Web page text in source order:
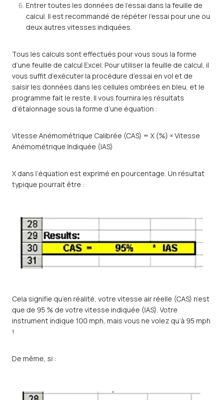
Entrer toutes les données de l’essai dans la feuille de
calcul. Il est recommandé de répéter l’essai pour une ou
deux autres vitesses indiquées.
Tous les calculs sont effectués pour vous sous la forme
d’une feuille de calcul Excel. Pour utiliser la feuille de calcul, il
vous suffit d’exécuter la procédure d’essai en vol et de
saisir les données dans les cellules ombrées en bleu, et le
programme fait le reste. Il vous fournira les résultats
d’étalonnage sous la forme d’une équation :
Vitesse Anémométrique Calibrée (CAS) = X (%) × Vitesse
Anémométrique Indiquée (IAS)
X dans l’équation est exprimé en pourcentage. Un résultat
typique pourrait être :
Cela signifie qu’en réalité, votre vitesse air réelle (CAS) n’est
que de 95 % de votre vitesse indiquée (IAS). Votre
instrument indique 100 mph, mais vous ne volez qu’à 95 mph
!
De même, si :